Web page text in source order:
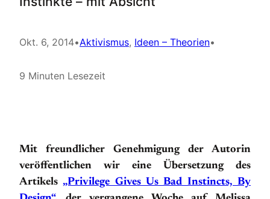
Okt. 6, 2014•Aktivismus, Ideen – Theorien•
9 Minuten Lesezeit
Mit freundlicher Genehmigung der Autorin
veröffentlichen wir eine Übersetzung des
Artikels„Privilege Gives Us Bad Instincts, By